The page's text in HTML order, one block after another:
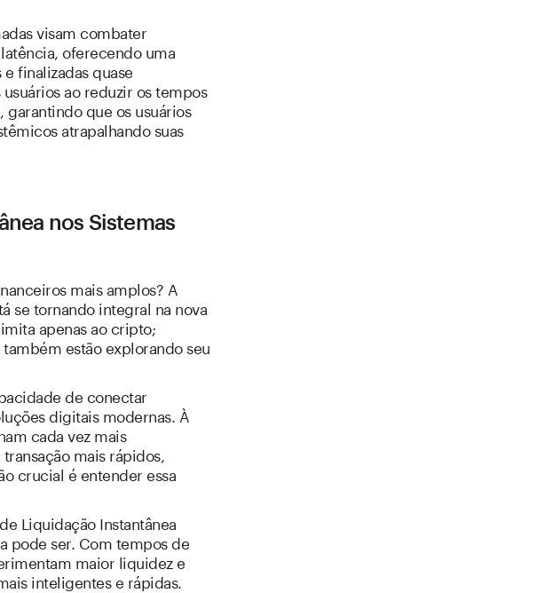
visam combater
oferecendo uma
finalizadas quase
ao reduzir os tempos
que os usuários
atrapalhando suas
nos Sistemas
mais amplos? A
se tornando integral na nova
apenas ao cripto;
estão explorando seu
de conectar
digitais modernas. À
cada vez mais
mais rápidos,
crucial é entender essa
Liquidação Instantânea
pode ser. Com tempos de
maior liquidez e
inteligentes e rápidas.